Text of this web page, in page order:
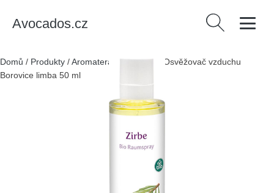
Avocados.cz Vyhledávání
Domů / Produkty /Aromaterapie/Taoasis Osvěžovač vzduchu
Borovice limba 50 ml